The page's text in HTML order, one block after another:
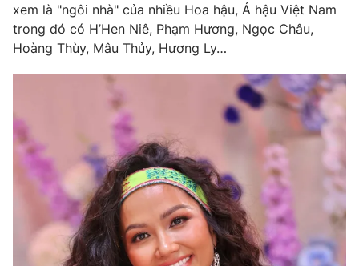
Tư vấn
Chuyên mục khác
Emagazine Podcast
Photo Infographic
Video Shorts video
VTV Money VTV Thể thao
VTV Sức khoẻ Bất động sản
xem là "ngôi nhà" của nhiều Hoa hậu, Á hậu Việt Nam
trong đó có H’Hen Niê, Phạm Hương, Ngọc Châu,
Hoàng Thùy, Mâu Thủy, Hương Ly…